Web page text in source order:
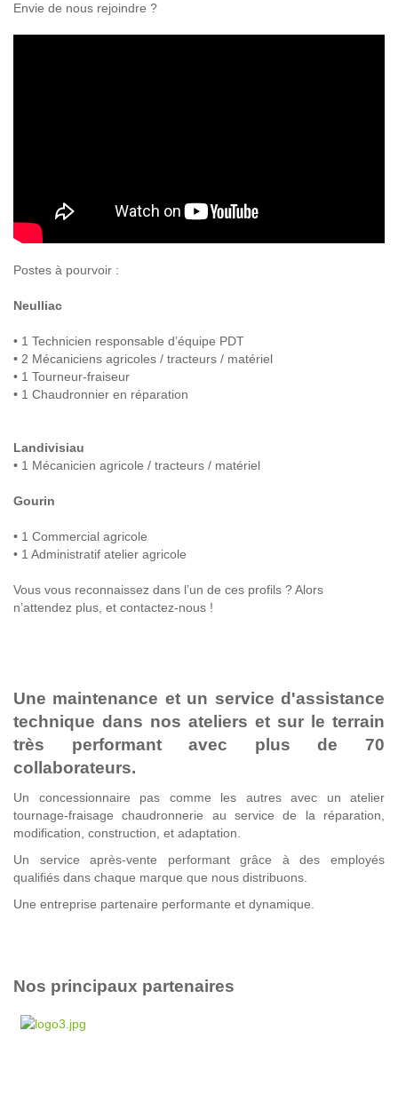
Envie de nous rejoindre ?
Postes à pourvoir :
Neulliac
• 1 Technicien responsable d’équipe PDT
• 2 Mécaniciens agricoles / tracteurs / matériel
• 1 Tourneur-fraiseur
• 1 Chaudronnier en réparation
Landivisiau
• 1 Mécanicien agricole / tracteurs / matériel
Gourin
• 1 Commercial agricole
• 1 Administratif atelier agricole
Vous vous reconnaissez dans l’un de ces profils ? Alors
n’attendez plus, et contactez-nous !
Une maintenance et un service d'assistance
technique dans nos ateliers et sur le terrain
très performant avec plus de 70
collaborateurs.
Un concessionnaire pas comme les autres avec un atelier
tournage-fraisage chaudronnerie au service de la réparation,
modification, construction, et adaptation.
Un service après-vente performant grâce à des employés
qualifiés dans chaque marque que nous distribuons.
Une entreprise partenaire performante et dynamique.
Nos principaux partenaires